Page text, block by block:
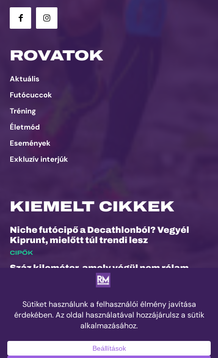
ROVATOK
Aktuális
Futócuccok
Tréning
Életmód
Események
Exkluzív interjúk
KIEMELT CIKKEK
Niche futócipő a Decathlonból? Vegyél
Kiprunt, mielőtt túl trendi lesz
CIPŐK
Száz kilométer, amely végül nem rólam
Kilian Jornet hiánya sem törheti meg a
Sierre-Zinal varázsát, izgalmas verseny
jöhet a négyezres csúcsok között
ESEMÉNYEK